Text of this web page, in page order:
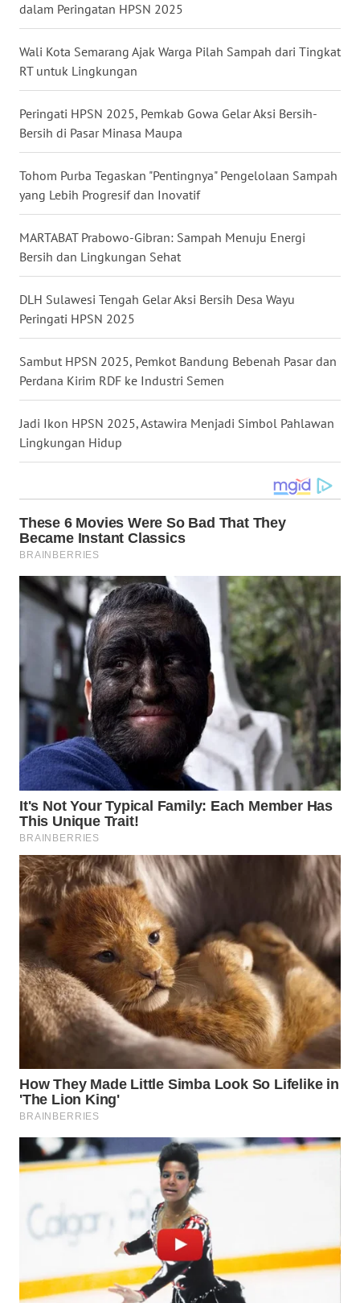
dalam Peringatan HPSN 2025
Wali Kota Semarang Ajak Warga Pilah Sampah dari Tingkat
RT untuk Lingkungan
Peringati HPSN 2025, Pemkab Gowa Gelar Aksi Bersih-
Bersih di Pasar Minasa Maupa
Tohom Purba Tegaskan "Pentingnya" Pengelolaan Sampah
yang Lebih Progresif dan Inovatif
MARTABAT Prabowo-Gibran: Sampah Menuju Energi
Bersih dan Lingkungan Sehat
DLH Sulawesi Tengah Gelar Aksi Bersih Desa Wayu
Peringati HPSN 2025
Sambut HPSN 2025, Pemkot Bandung Bebenah Pasar dan
Perdana Kirim RDF ke Industri Semen
Jadi Ikon HPSN 2025, Astawira Menjadi Simbol Pahlawan
Lingkungan Hidup
WN
WN
JATIM
WN
BALI
WN
KALBAR
WN
KALTENG
WN
WN
KALSEL
WN
WN
SULSEL
WN
GORONTALO
WN
SULUT
MALUKU
WN
MALUT
WN
DAIRI
DANAU
WN
NIAS
WN
LANGKAT
WN
SELATAN
TANJUNG
LESUNG
KARO